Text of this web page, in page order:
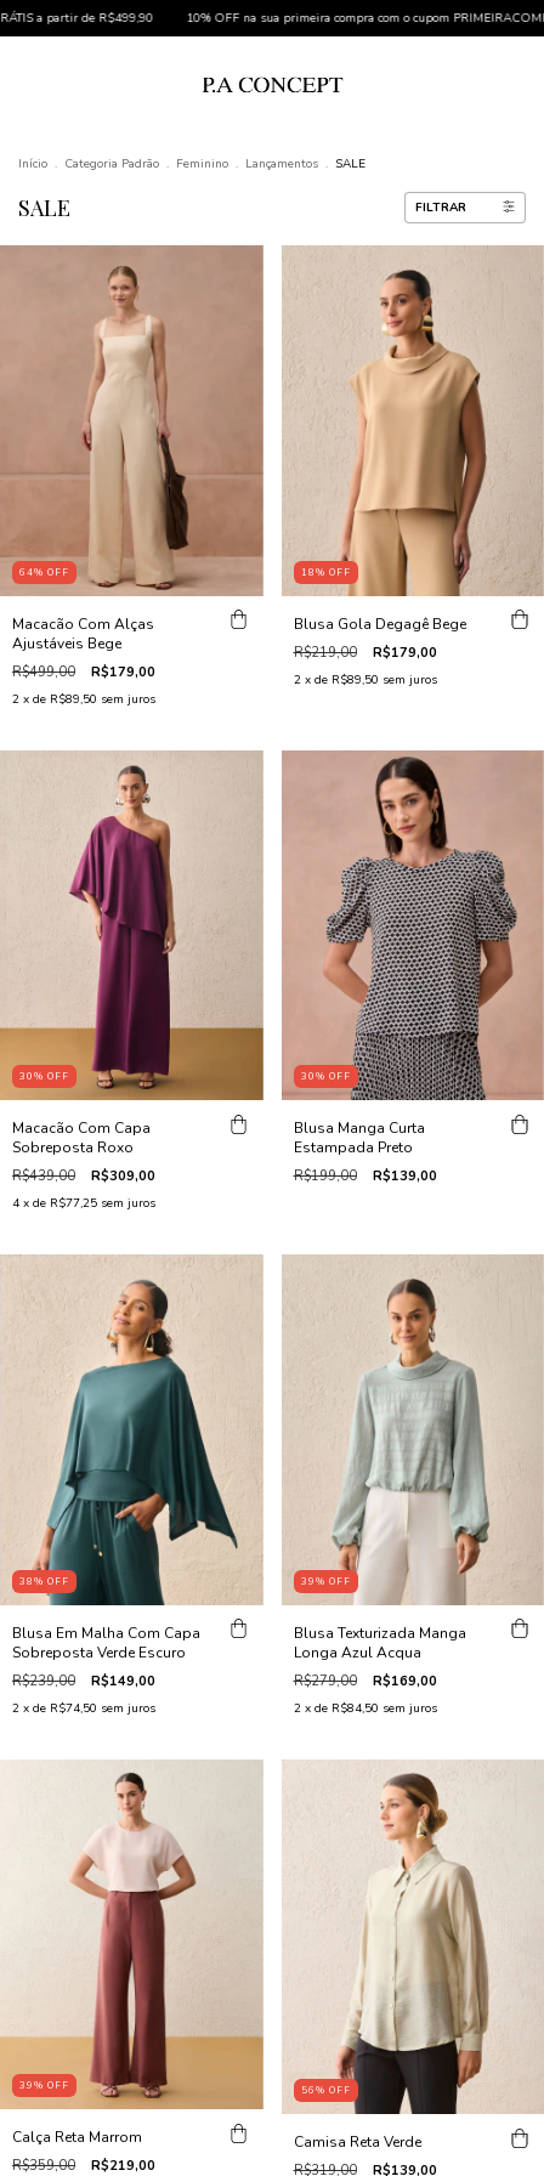
na sua primeira compra com o cupom PRIMEIRACOMPRA *Cupom não cumulativo
Início . Categoria Padrão . Feminino . Lançamentos . SALE
SALE FILTRAR
64% OFF
Macacão Com Alças
Ajustáveis Bege
R$499,00 R$179,00
2 x de R$89,50 sem juros
18% OFF
Blusa Gola Degagê Bege
R$219,00 R$179,00
2 x de R$89,50 sem juros
30% OFF
Macacão Com Capa
Sobreposta Roxo
R$439,00 R$309,00
4 x de R$77,25 sem juros
30% OFF
Blusa Manga Curta
Estampada Preto
R$199,00 R$139,00
38% OFF
Blusa Em Malha Com Capa
Sobreposta Verde Escuro
R$239,00 R$149,00
2 x de R$74,50 sem juros
39% OFF
Blusa Texturizada Manga
Longa Azul Acqua
R$279,00 R$169,00
2 x de R$84,50 sem juros
39% OFF
Calça Reta Marrom
R$359,00 R$219,00
56% OFF
Camisa Reta Verde
R$319,00 R$139,00